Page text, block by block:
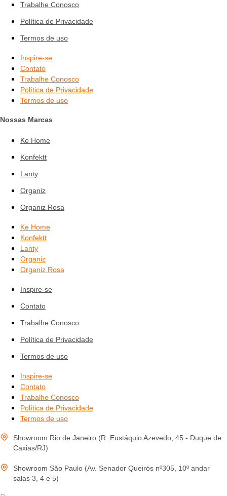
Trabalhe Conosco
Política de Privacidade
Termos de uso
Inspire-se
Contato
Trabalhe Conosco
Política de Privacidade
Termos de uso
Nossas Marcas
Ke Home
Konfektt
Lanty
Organiz
Organiz Rosa
Ke Home
Konfektt
Lanty
Organiz
Organiz Rosa
Inspire-se
Contato
Trabalhe Conosco
Política de Privacidade
Termos de uso
Inspire-se
Contato
Trabalhe Conosco
Política de Privacidade
Termos de uso
Showroom Rio de Janeiro (R. Eustáquio Azevedo, 45 - Duque de
Caxias/RJ)
Showroom São Paulo (Av. Senador Queirós nº305, 10º andar
salas 3, 4 e 5)